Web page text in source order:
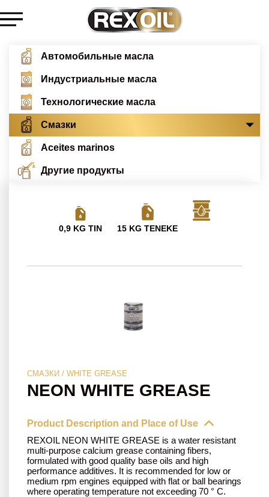
Автомобильные масла
Индустриальные масла
Технологические масла
Смазки
Aceites marinos
Другие продукты
СМАЗКИ / WHITE GREASE
NEON WHITE GREASE
Product Description and Place of Use
REXOIL NEON WHITE GREASE is a water resistant
multi-purpose calcium grease containing fibers,
formulated with good quality base oils and high
performance additives. It is recommended for low or
medium rpm engines equipped with flat or ball bearings
where operating temperature not exceeding 70 ° C.
0,9 KG TIN 15 KG TENEKE